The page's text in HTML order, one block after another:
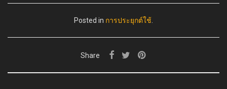
Posted in การประยุกต์ใช้.
Share